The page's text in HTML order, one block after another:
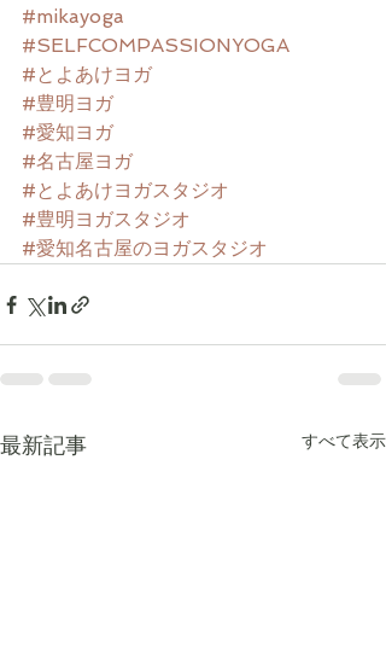
#mikayoga
#SELFCOMPASSIONYOGA
#とよあけヨガ
#豊明ヨガ
#愛知ヨガ
#名古屋ヨガ
#とよあけヨガスタジオ
#豊明ヨガスタジオ
#愛知名古屋のヨガスタジオ
最新記事 すべて表示